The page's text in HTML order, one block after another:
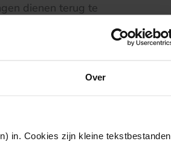
Over
in. Cookies zijn kleine tekstbestanden
dienen terug te